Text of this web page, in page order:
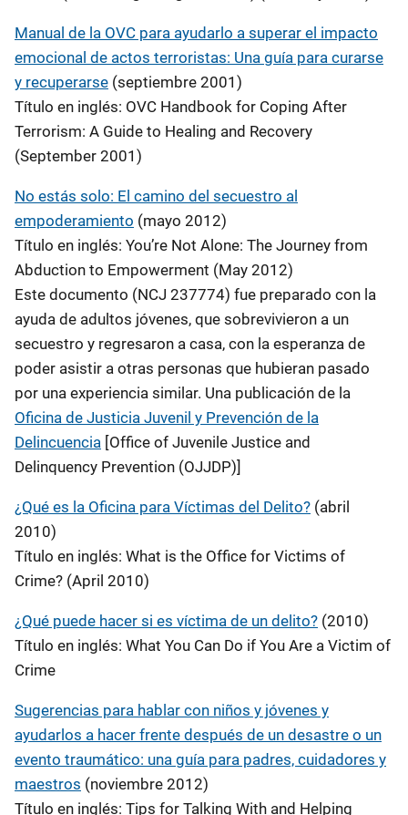
Manual de la OVC para ayudarlo a superar el impacto
emocional de actos terroristas: Una guía para curarse
y recuperarse (septiembre 2001)
Título en inglés: OVC Handbook for Coping After
Terrorism: A Guide to Healing and Recovery
(September 2001)
No estás solo: El camino del secuestro al
empoderamiento (mayo 2012)
Título en inglés: You’re Not Alone: The Journey from
Abduction to Empowerment (May 2012)
Este documento (NCJ 237774) fue preparado con la
ayuda de adultos jóvenes, que sobrevivieron a un
secuestro y regresaron a casa, con la esperanza de
poder asistir a otras personas que hubieran pasado
por una experiencia similar. Una publicación de la
Oficina de Justicia Juvenil y Prevención de la
Delincuencia [Office of Juvenile Justice and
Delinquency Prevention (OJJDP)]
¿Qué es la Oficina para Víctimas del Delito? (abril
2010)
Título en inglés: What is the Office for Victims of
Crime? (April 2010)
¿Qué puede hacer si es víctima de un delito? (2010)
Título en inglés: What You Can Do if You Are a Victim of
Crime
Sugerencias para hablar con niños y jóvenes y
ayudarlos a hacer frente después de un desastre o un
evento traumático: una guía para padres, cuidadores y
maestros (noviembre 2012)
Título en inglés: Tips for Talking With and Helping